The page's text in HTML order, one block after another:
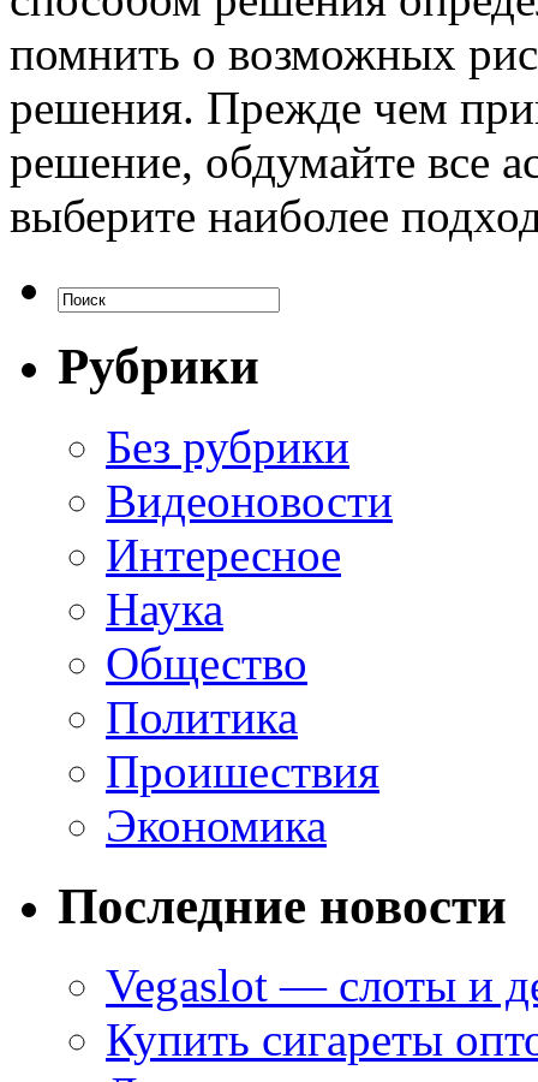
помнить о возможных
решения. Прежде чем
решение, обдумайте все
выберите наиболее
Рубрики
Без рубрики
Видеоновости
Интересное
Наука
Общество
Политика
Проишествия
Экономика
Последние новости
Vegaslot — слоты и
Купить сигареты